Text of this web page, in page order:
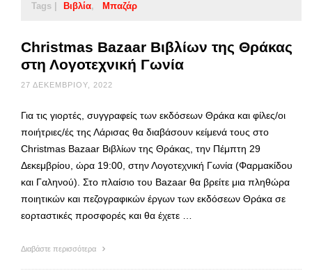
Tags | Βιβλία Μπαζάρ
Christmas Bazaar Βιβλίων της Θράκας
στη Λογοτεχνική Γωνία
27 ΔΕΚΕΜΒΡΊΟΥ, 2022
Για τις γιορτές, συγγραφείς των εκδόσεων Θράκα και φίλες/οι
ποιήτριες/ές της Λάρισας θα διαβάσουν κείμενά τους στο
Christmas Bazaar Βιβλίων της Θράκας, την Πέμπτη 29
Δεκεμβρίου, ώρα 19:00, στην Λογοτεχνική Γωνία (Φαρμακίδου
και Γαληνού). Στο πλαίσιο του Bazaar θα βρείτε μια πληθώρα
ποιητικών και πεζογραφικών έργων των εκδόσεων Θράκα σε
εορταστικές προσφορές και θα έχετε …
Διαβάστε περισσότερα